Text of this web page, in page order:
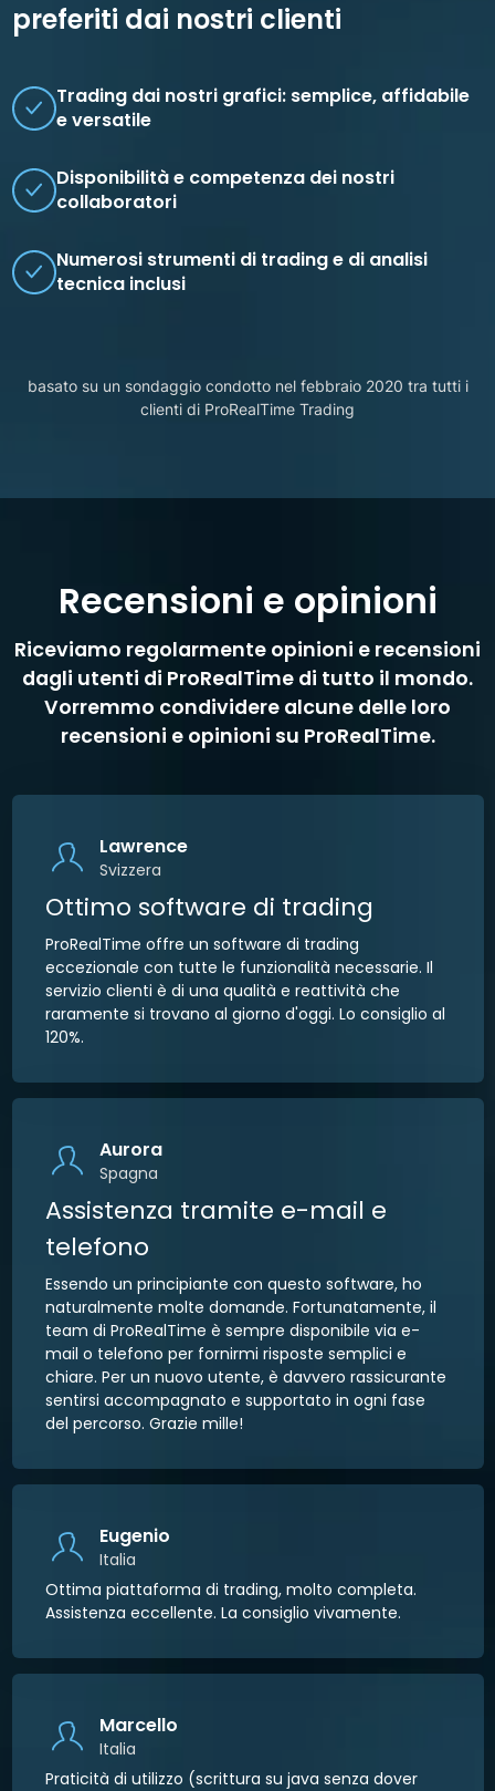
preferiti dai nostri clienti
Trading dai nostri grafici: semplice, affidabile
e versatile
Disponibilità e competenza dei nostri
collaboratori
Numerosi strumenti di trading e di analisi
tecnica inclusi
basato su un sondaggio condotto nel febbraio 2020 tra tutti i
clienti di ProRealTime Trading
Recensioni e opinioni
Riceviamo regolarmente opinioni e recensioni
dagli utenti di ProRealTime di tutto il mondo.
Vorremmo condividere alcune delle loro
recensioni e opinioni su ProRealTime.
Lawrence
Svizzera
Ottimo software di trading
ProRealTime offre un software di trading
eccezionale con tutte le funzionalità necessarie. Il
servizio clienti è di una qualità e reattività che
raramente si trovano al giorno d'oggi. Lo consiglio al
120%.
Aurora
Spagna
Assistenza tramite e-mail e
telefono
Essendo un principiante con questo software, ho
naturalmente molte domande. Fortunatamente, il
team di ProRealTime è sempre disponibile via e-
mail o telefono per fornirmi risposte semplici e
chiare. Per un nuovo utente, è davvero rassicurante
sentirsi accompagnato e supportato in ogni fase
del percorso. Grazie mille!
Eugenio
Italia
Ottima piattaforma di trading, molto completa.
Assistenza eccellente. La consiglio vivamente.
Marcello
Italia
Praticità di utilizzo (scrittura su java senza dover